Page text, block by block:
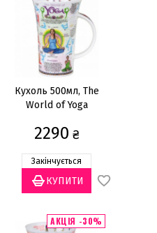
Кухоль 500мл, The
World of Yoga
2290 ₴
Закінчується
АКЦІЯ -30%